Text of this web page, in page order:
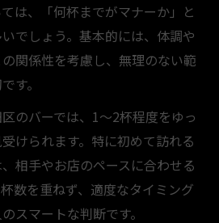
は、「何杯までがマナーか」と
でしょう。基本的には、体調や
関係性を考慮し、無理のない範
す。
のバーでは、1〜2杯程度をゆっ
けられます。特に初めて訪れる
相手やお店のペースに合わせる
数を重ねず、適度なタイミング
スマートな判断です。